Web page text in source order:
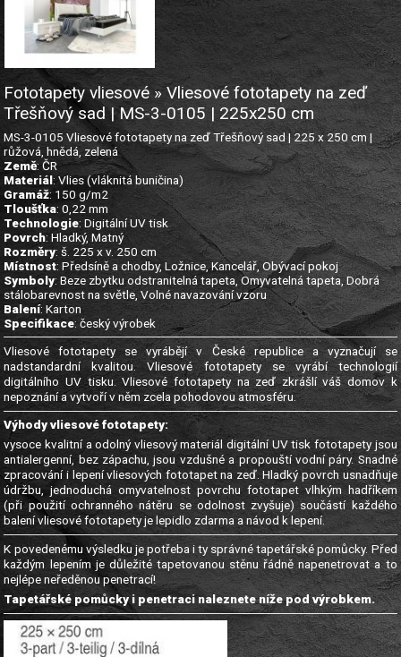
Fototapety vliesové » Vliesové fototapety na zeď
Třešňový sad | MS-3-0105 | 225x250 cm
MS-3-0105 Vliesové fototapety na zeď Třešňový sad | 225 x 250 cm |
růžová, hnědá, zelená
Země: ČR
Materiál: Vlies (vláknitá buničina)
Gramáž: 150 g/m2
Tloušťka: 0,22 mm
Technologie: Digitální UV tisk
Povrch: Hladký, Matný
Rozměry: š. 225 x v. 250 cm
Místnost: Předsíně a chodby, Ložnice, Kancelář, Obývací pokoj
Symboly: Beze zbytku odstranitelná tapeta, Omyvatelná tapeta, Dobrá
stálobarevnost na světle, Volné navazování vzoru
Balení: Karton
Specifikace: český výrobek
Vliesové fototapety se vyrábějí v České republice a vyznačují se
nadstandardní kvalitou. Vliesové fototapety se vyrábí technologií
digitálního UV tisku. Vliesové fototapety na zeď zkrášlí váš domov k
nepoznání a vytvoří v něm zcela pohodovou atmosféru.
Výhody vliesové fototapety:
vysoce kvalitní a odolný vliesový materiál digitální UV tisk fototapety jsou
antialergenní, bez zápachu, jsou vzdušné a propouští vodní páry. Snadné
zpracování i lepení vliesových fototapet na zeď. Hladký povrch usnadňuje
údržbu, jednoduchá omyvatelnost povrchu fototapet vlhkým hadříkem
(při použití ochranného nátěru se odolnost zvyšuje) součástí každého
balení vliesové fototapety je lepidlo zdarma a návod k lepení.
K povedenému výsledku je potřeba i ty správné tapetářské pomůcky. Před
každým lepením je důležité tapetovanou stěnu řádně napenetrovat a to
nejlépe neředěnou penetrací!
Tapetářské pomůcky i penetraci naleznete níže pod výrobkem.